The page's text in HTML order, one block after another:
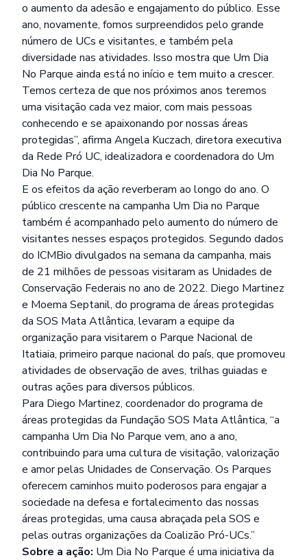
o aumento da adesão e engajamento do público. Esse
ano, novamente, fomos surpreendidos pelo grande
número de UCs e visitantes, e também pela
diversidade nas atividades. Isso mostra que Um Dia
No Parque ainda está no início e tem muito a crescer.
Temos certeza de que nos próximos anos teremos
uma visitação cada vez maior, com mais pessoas
conhecendo e se apaixonando por nossas áreas
protegidas”, afirma Angela Kuczach, diretora executiva
da Rede Pró UC, idealizadora e coordenadora do Um
Dia No Parque.
E os efeitos da ação reverberam ao longo do ano. O
público crescente na campanha Um Dia no Parque
também é acompanhado pelo aumento do número de
visitantes nesses espaços protegidos. Segundo dados
do ICMBio divulgados na semana da campanha, mais
de 21 milhões de pessoas visitaram as Unidades de
Conservação Federais no ano de 2022. Diego Martinez
e Moema Septanil, do programa de áreas protegidas
da SOS Mata Atlântica, levaram a equipe da
organização para visitarem o Parque Nacional de
Itatiaia, primeiro parque nacional do país, que promoveu
atividades de observação de aves, trilhas guiadas e
outras ações para diversos públicos.
Para Diego Martinez, coordenador do programa de
áreas protegidas da Fundação SOS Mata Atlântica, “a
campanha Um Dia No Parque vem, ano a ano,
contribuindo para uma cultura de visitação, valorização
e amor pelas Unidades de Conservação. Os Parques
oferecem caminhos muito poderosos para engajar a
sociedade na defesa e fortalecimento das nossas
áreas protegidas, uma causa abraçada pela SOS e
pelas outras organizações da Coalizão Pró-UCs.”
Sobre a ação: Um Dia No Parque é uma iniciativa da